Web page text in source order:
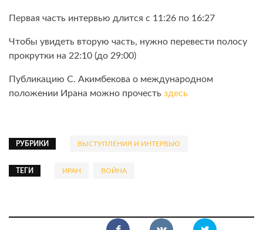
Первая часть интервью длится с 11:26 по 16:27
Чтобы увидеть вторую часть, нужно перевести полосу
прокрутки на 22:10 (до 29:00)
Публикацию С. Акимбекова о международном
положении Ирана можно прочесть здесь
РУБРИКИ ВЫСТУПЛЕНИЯ И ИНТЕРВЬЮ
ТЕГИ ИРАН ВОЙНА